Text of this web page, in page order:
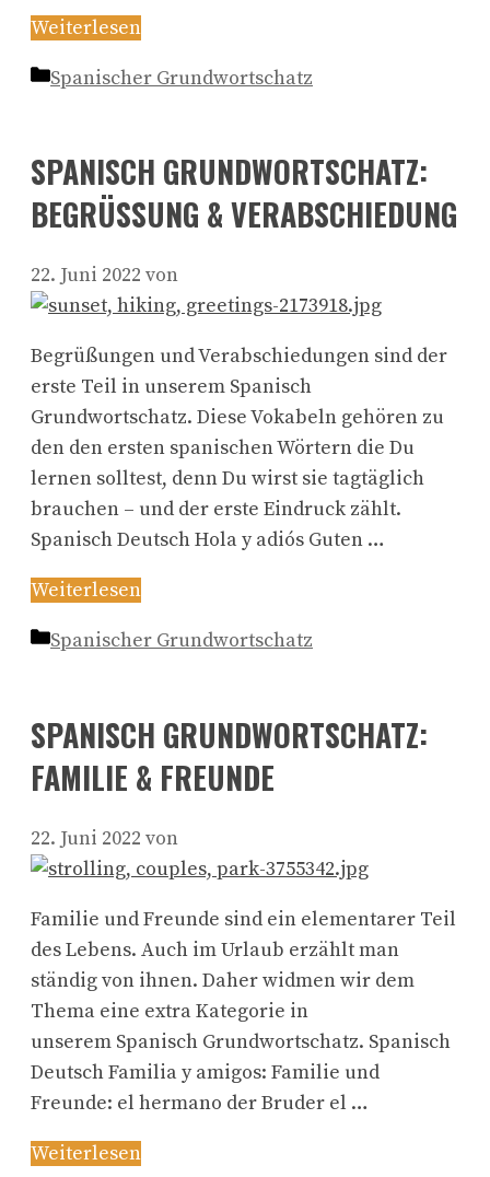
Weiterlesen
Kategorien
Spanischer Grundwortschatz
SPANISCH GRUNDWORTSCHATZ:
BEGRÜSSUNG & VERABSCHIEDUNG
22. Juni 2022 von
Begrüßungen und Verabschiedungen sind der
erste Teil in unserem Spanisch
Grundwortschatz. Diese Vokabeln gehören zu
den den ersten spanischen Wörtern die Du
lernen solltest, denn Du wirst sie tagtäglich
brauchen – und der erste Eindruck zählt.
Spanisch Deutsch Hola y adiós Guten …
Weiterlesen
Kategorien
Spanischer Grundwortschatz
SPANISCH GRUNDWORTSCHATZ:
FAMILIE & FREUNDE
22. Juni 2022 von
Familie und Freunde sind ein elementarer Teil
des Lebens. Auch im Urlaub erzählt man
ständig von ihnen. Daher widmen wir dem
Thema eine extra Kategorie in
unserem Spanisch Grundwortschatz. Spanisch
Deutsch Familia y amigos: Familie und
Freunde: el hermano der Bruder el …
Weiterlesen